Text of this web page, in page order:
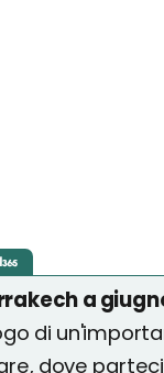
a
di
dove